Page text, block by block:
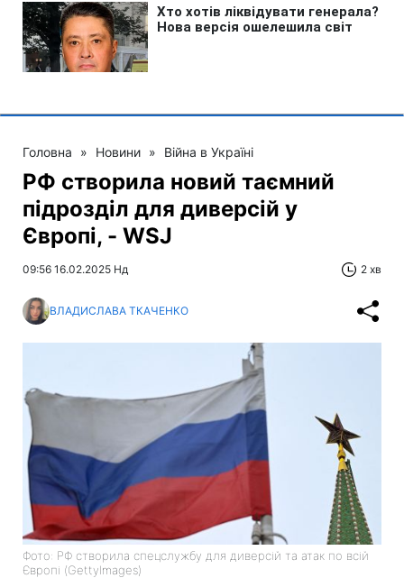
Головна » Новини » Війна в Україні
РФ створила новий таємний
підрозділ для диверсій у
Європі, - WSJ
09:56 16.02.2025 Нд 2 хв
ВЛАДИСЛАВА ТКАЧЕНКО
Фото: РФ створила спецслужбу для диверсій та атак по всій
Європі (GettyImages)